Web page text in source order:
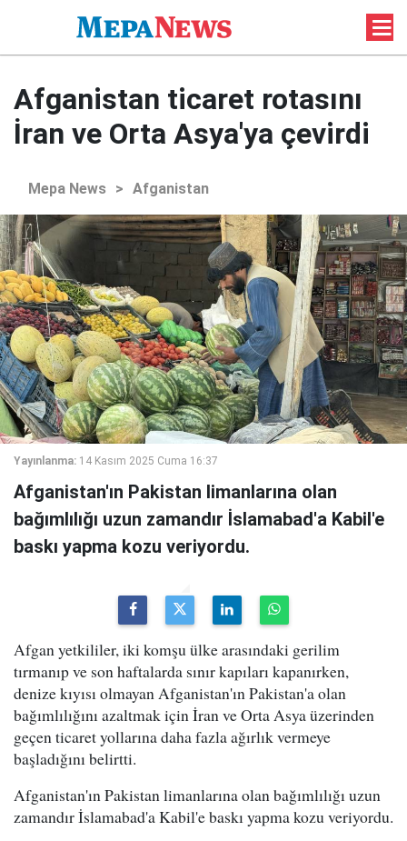
Afganistan ticaret rotasını
İran ve Orta Asya'ya çevirdi
Mepa News > Afganistan
Yayınlanma: 14 Kasım 2025 Cuma 16:37
Afganistan'ın Pakistan limanlarına olan
bağımlılığı uzun zamandır İslamabad'a Kabil'e
baskı yapma kozu veriyordu.
Afgan yetkililer, iki komşu ülke arasındaki gerilim
tırmanıp ve son haftalarda sınır kapıları kapanırken,
denize kıyısı olmayan Afganistan'ın Pakistan'a olan
bağımlılığını azaltmak için İran ve Orta Asya üzerinden
geçen ticaret yollarına daha fazla ağırlık vermeye
başladığını belirtti.
Afganistan'ın Pakistan limanlarına olan bağımlılığı uzun
zamandır İslamabad'a Kabil'e baskı yapma kozu veriyordu.